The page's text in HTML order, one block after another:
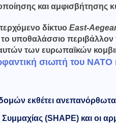
και αμφισβήτησης
δίκτυο East-
υποθαλάσσιο περιβάλλον
των ευρωπαϊκών
σιωπή του ΝΑΤΟ
εκθέτει ανεπανόρθωτα
(SHAPE) και οι